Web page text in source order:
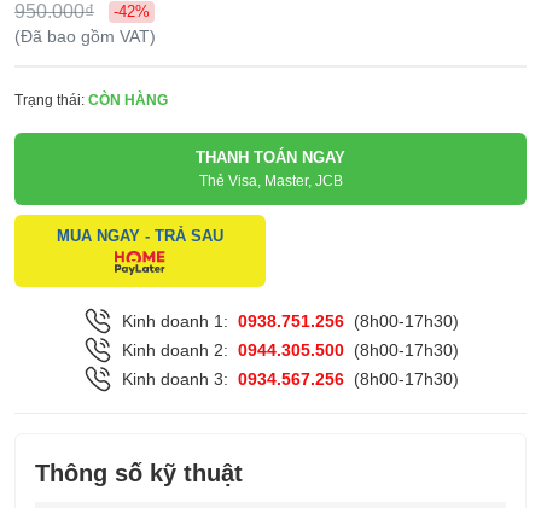
950.000₫ -42%
(Đã bao gồm VAT)
Trạng thái: CÒN HÀNG
THANH TOÁN NGAY
Thẻ Visa, Master, JCB
MUA NGAY - TRẢ SAU
Kinh doanh 1: 0938.751.256 (8h00-17h30)
Kinh doanh 2: 0944.305.500 (8h00-17h30)
Kinh doanh 3: 0934.567.256 (8h00-17h30)
Thông số kỹ thuật